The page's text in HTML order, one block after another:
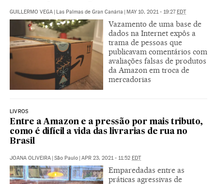
GUILLERMO VEGA | Las Palmas de Gran Canária | MAY 10, 2021 - 19:27EDT
Vazamento de uma base de
dados na Internet expôs a
trama de pessoas que
publicavam comentários com
avaliações falsas de produtos
da Amazon em troca de
mercadorias
LIVROS
Entre a Amazon e a pressão por mais tributo,
como é difícil a vida das livrarias de rua no
Brasil
JOANA OLIVEIRA | São Paulo | APR 23, 2021 - 11:52 EDT
Emparedadas entre as
práticas agressivas de